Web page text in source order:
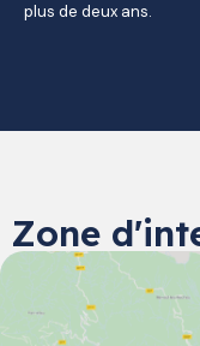
plus de deux ans.
Zone